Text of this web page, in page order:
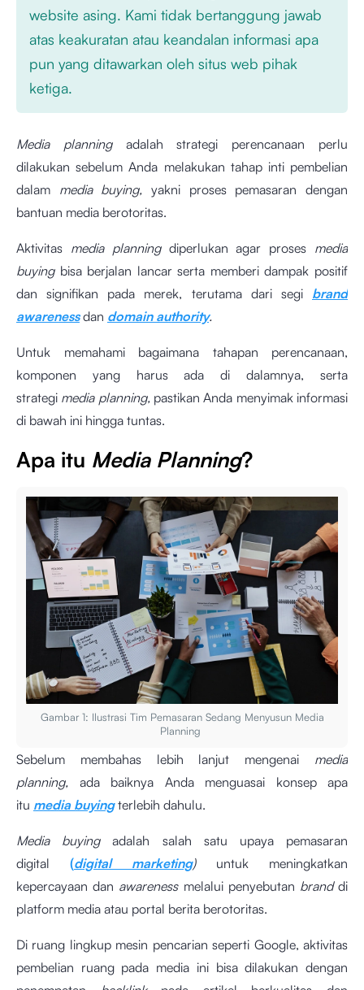
website asing. Kami tidak bertanggung jawab
atas keakuratan atau keandalan informasi apa
pun yang ditawarkan oleh situs web pihak
ketiga.
Media planning adalah strategi perencanaan perlu
dilakukan sebelum Anda melakukan tahap inti pembelian
dalam media buying,yakni proses pemasaran dengan
bantuan media berotoritas.
Aktivitas media planning diperlukan agar proses media
buyingbisa berjalan lancar serta memberi dampak positif
dan signifikan pada merek, terutama dari segi brand
awareness dan domain authority.
Untuk memahami bagaimana tahapan perencanaan,
komponen yang harus ada di dalamnya, serta
strategi media planning, pastikan Anda menyimak informasi
di bawah ini hingga tuntas.
Apa itu Media Planning?
Gambar 1: Ilustrasi Tim Pemasaran Sedang Menyusun Media
Planning
Sebelum membahas lebih lanjut mengenai media
planning, ada baiknya Anda menguasai konsep apa
itu media buying terlebih dahulu.
Media buyingadalah salah satu upaya pemasaran
digital (digital marketing)untuk meningkatkan
kepercayaan dan awareness melalui penyebutan branddi
platform media atau portal berita berotoritas.
Di ruang lingkup mesin pencarian seperti Google, aktivitas
pembelian ruang pada media ini bisa dilakukan dengan